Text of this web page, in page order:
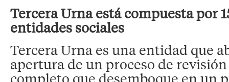
Tercera Urna está compuesta por
entidades sociales
Tercera Urna es una entidad que
apertura de un proceso de
completo que desemboque en un